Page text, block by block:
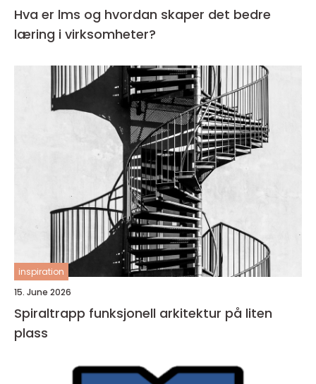
Hva er lms og hvordan skaper det bedre
læring i virksomheter?
inspiration
15. June 2026
Spiraltrapp funksjonell arkitektur på liten
plass